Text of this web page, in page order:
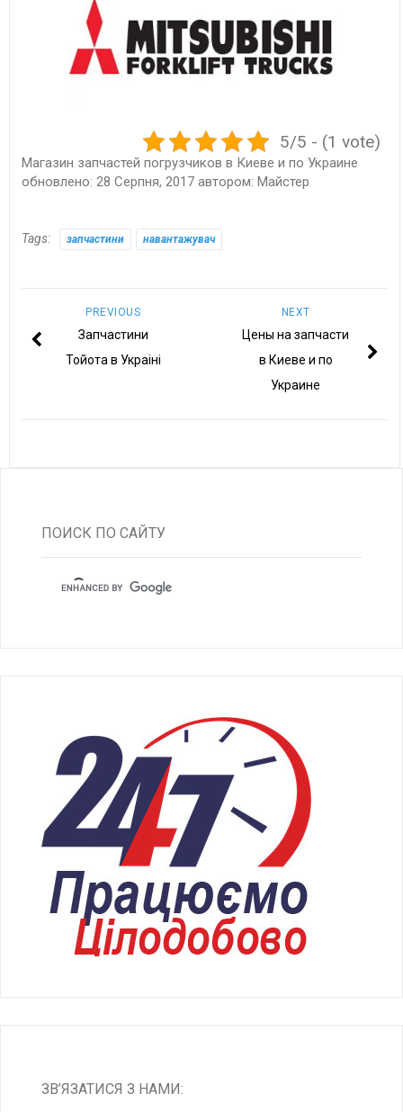
5/5 - (1 vote)
Магазин запчастей погрузчиков в Киеве и по Украине
обновлено: 28 Серпня, 2017автором: Майстер
Tags: запчастини навантажувач
NEXT
Цены на запчасти
в Киеве и по
Украине
PREVIOUS
Запчастини
Тойота в Украіні
ПОИСК ПО САЙТУ
ЗВ’ЯЗАТИСЯ З НАМИ: